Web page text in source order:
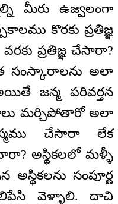
మీరు ఉజ్వలంగా
కొరకు ప్రతిజ్ఞ
ప్రతిజ్ఞ చేసారా?
అలా
జన్మ పరివర్తన
మర్చిపోతారో అలా
చేసారా లేక
అస్థికలలో మళ్ళీ
అస్థికలను సంపూర్ణ
వెళ్ళాలి. దాచి